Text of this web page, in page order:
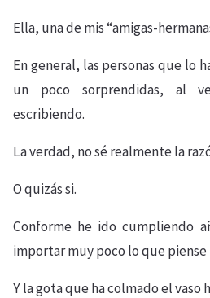
Ella, una de mis “amigas-
En general, las personas que lo
un poco sorprendidas, al
escribiendo.
La verdad, no sé realmente la
O quizás si.
Conforme he ido cumpliendo
importar muy poco lo que piense
Y la gota que ha colmado el vaso